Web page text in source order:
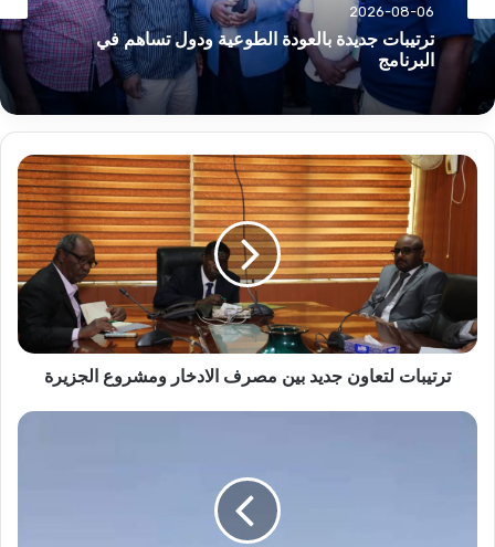
2026-08-06
ترتيبات جديدة بالعودة الطوعية ودول تساهم في
البرنامج
ترتيبات
لتعاون
مصرف
الادخار
ومشروع
الجزيرة
ترتيبات لتعاون جديد بين مصرف الادخار ومشروع الجزيرة
وردنا